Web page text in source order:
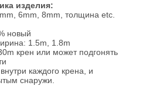
изделия:
6mm, 8mm, толщина etc.
новый
1.5m, 1.8m
крен или может подгонять
каждого крена, и
снаружи.